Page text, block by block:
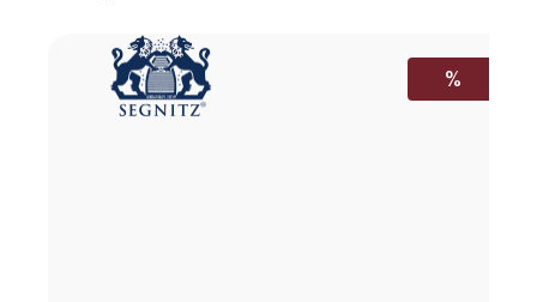
Bildergalerie überspringen
RABATT
%